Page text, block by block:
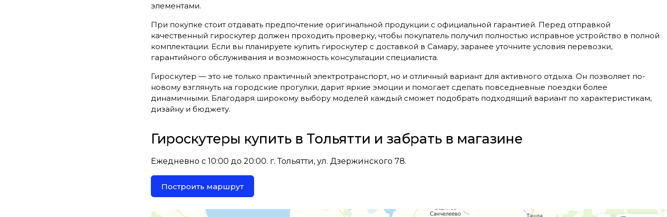
элементами.
При покупке стоит отдавать предпочтение оригинальной продукции с официальной гарантией. Перед отправкой
качественный гироскутер должен проходить проверку, чтобы покупатель получил полностью исправное устройство в полной
комплектации. Если вы планируете купить гироскутер с доставкой в Самару, заранее уточните условия перевозки,
гарантийного обслуживания и возможность консультации специалиста.
Гироскутер — это не только практичный электротранспорт, но и отличный вариант для активного отдыха. Он позволяет по-
новому взглянуть на городские прогулки, дарит яркие эмоции и помогает сделать повседневные поездки более
динамичными. Благодаря широкому выбору моделей каждый сможет подобрать подходящий вариант по характеристикам,
дизайну и бюджету.
Гироскутеры купить в Тольятти и забрать в магазине
Ежедневно с 10:00 до 20:00. г. Тольятти, ул. Дзержинского 78.
Построить маршрут